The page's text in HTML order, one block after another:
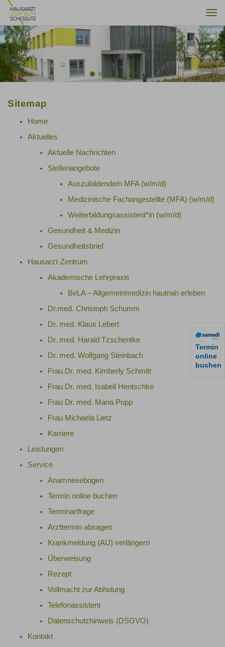
Termin
online
buchen
Previous
Sitemap
Home
Aktuelles
Aktuelle Nachrichten
Stellenangebote
Auszubildende/n MFA (w/m/d)
Medizinische Fachangestellte (MFA) (w/m/d)
Weiterbildungsassistent*in (w/m/d)
Gesundheit & Medizin
Gesundheitsbrief
Hausarzt-Zentrum
Akademische Lehrpraxis
BeLA – Allgemeinmedizin hautnah erleben
Dr.med. Christoph Schumm
Dr. med. Klaus Lebert
Dr. med. Harald Tzschentke
Dr. med. Wolfgang Steinbach
Frau Dr. med. Kimberly Schmitt
Frau Dr. med. Isabell Hentschke
Frau Dr. med. Maria Popp
Frau Michaela Lietz
Karriere
Leistungen
Service
Anamnesebogen
Termin online buchen
Terminanfrage
Arzttermin absagen
Krankmeldung (AU) verlängern
Überweisung
Rezept
Vollmacht zur Abholung
Telefonassistent
Datenschutzhinweis (DSGVO)
Kontakt